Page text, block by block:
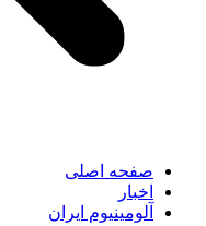
صفحه اصلی
اخبار
آلومینیوم ایران